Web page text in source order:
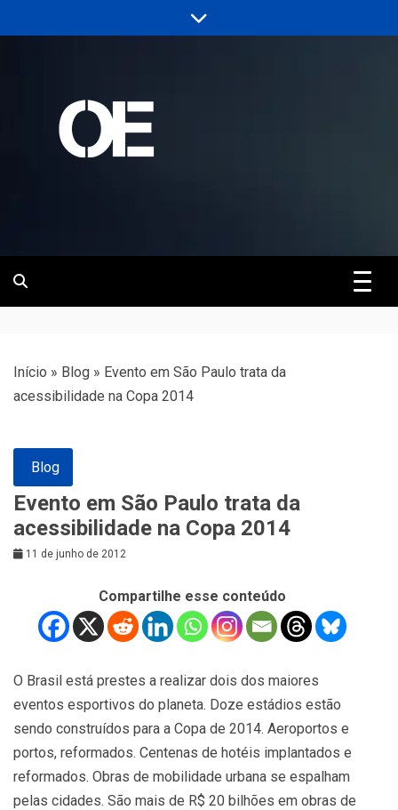
to
Revista | O
Empreiteiro
Início » Blog » Evento em São Paulo trata da
acessibilidade na Copa 2014
Blog
Evento em São Paulo trata da
acessibilidade na Copa 2014
11 de junho de 2012
Compartilhe esse conteúdo
O Brasil está prestes a realizar dois dos maiores
eventos esportivos do planeta. Doze estádios estão
sendo construídos para a Copa de 2014. Aeroportos e
portos, reformados. Centenas de hotéis implantados e
reformados. Obras de mobilidade urbana se espalham
pelas cidades. São mais de R$ 20 bilhões em obras de